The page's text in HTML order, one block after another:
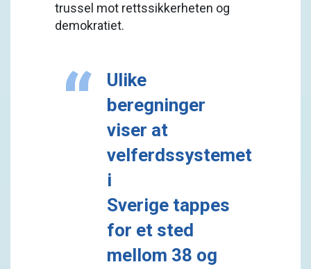
trussel mot rettssikkerheten og
demokratiet.
Ulike
beregninger
viser at
velferdssystemet
i
Sverige tappes
for et sted
mellom 38 og